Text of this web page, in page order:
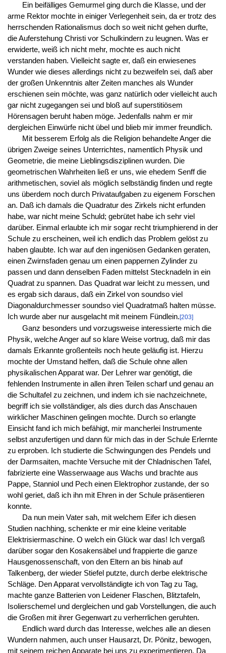
Ein beifälliges Gemurmel ging durch die Klasse, und der
arme Rektor mochte in einiger Verlegenheit sein, da er trotz des
herrschenden Rationalismus doch so weit nicht gehen durfte,
die Auferstehung Christi vor Schulkindern zu leugnen. Was er
erwiderte, weiß ich nicht mehr, mochte es auch nicht
verstanden haben. Vielleicht sagte er, daß ein erwiesenes
Wunder wie dieses allerdings nicht zu bezweifeln sei, daß aber
der großen Unkenntnis alter Zeiten manches als Wunder
erschienen sein möchte, was ganz natürlich oder vielleicht auch
gar nicht zugegangen sei und bloß auf superstitiösem
Hörensagen beruht haben möge. Jedenfalls nahm er mir
dergleichen Einwürfe nicht übel und blieb mir immer freundlich.
Mit besserem Erfolg als die Religion behandelte Anger die
übrigen Zweige seines Unterrichtes, namentlich Physik und
Geometrie, die meine Lieblingsdisziplinen wurden. Die
geometrischen Wahrheiten ließ er uns, wie ehedem Senff die
arithmetischen, soviel als möglich selbständig finden und regte
uns überdem noch durch Privataufgaben zu eigenem Forschen
an. Daß ich damals die Quadratur des Zirkels nicht erfunden
habe, war nicht meine Schuld; gebrütet habe ich sehr viel
darüber. Einmal erlaubte ich mir sogar recht triumphierend in der
Schule zu erscheinen, weil ich endlich das Problem gelöst zu
haben glaubte. Ich war auf den ingeniösen Gedanken geraten,
einen Zwirnsfaden genau um einen pappernen Zylinder zu
passen und dann denselben Faden mittelst Stecknadeln in ein
Quadrat zu spannen. Das Quadrat war leicht zu messen, und
es ergab sich daraus, daß ein Zirkel von soundso viel
Diagonaldurchmesser soundso viel Quadratmaß halten müsse.
Ich wurde aber nur ausgelacht mit meinem Fündlein.[203]
Ganz besonders und vorzugsweise interessierte mich die
Physik, welche Anger auf so klare Weise vortrug, daß mir das
damals Erkannte großenteils noch heute geläufig ist. Hierzu
mochte der Umstand helfen, daß die Schule ohne allen
physikalischen Apparat war. Der Lehrer war genötigt, die
fehlenden Instrumente in allen ihren Teilen scharf und genau an
die Schultafel zu zeichnen, und indem ich sie nachzeichnete,
begriff ich sie vollständiger, als dies durch das Anschauen
wirklicher Maschinen gelingen mochte. Durch so erlangte
Einsicht fand ich mich befähigt, mir mancherlei Instrumente
selbst anzufertigen und dann für mich das in der Schule Erlernte
zu erproben. Ich studierte die Schwingungen des Pendels und
der Darmsaiten, machte Versuche mit der Chladnischen Tafel,
fabrizierte eine Wasserwaage aus Wachs und brachte aus
Pappe, Stanniol und Pech einen Elektrophor zustande, der so
wohl geriet, daß ich ihn mit Ehren in der Schule präsentieren
konnte.
Da nun mein Vater sah, mit welchem Eifer ich diesen
Studien nachhing, schenkte er mir eine kleine veritable
Elektrisiermaschine. O welch ein Glück war das! Ich vergaß
darüber sogar den Kosakensäbel und frappierte die ganze
Hausgenossenschaft, von den Eltern an bis hinab auf
Talkenberg, der wieder Stiefel putzte, durch derbe elektrische
Schläge. Den Apparat vervollständigte ich von Tag zu Tag,
machte ganze Batterien von Leidener Flaschen, Blitztafeln,
Isolierschemel und dergleichen und gab Vorstellungen, die auch
die Großen mit ihrer Gegenwart zu verherrlichen geruhten.
Endlich ward durch das Interesse, welches alle an diesen
Wundern nahmen, auch unser Hausarzt, Dr. Pönitz, bewogen,
mit seinem reichen Apparate bei uns zu experimentieren. Da